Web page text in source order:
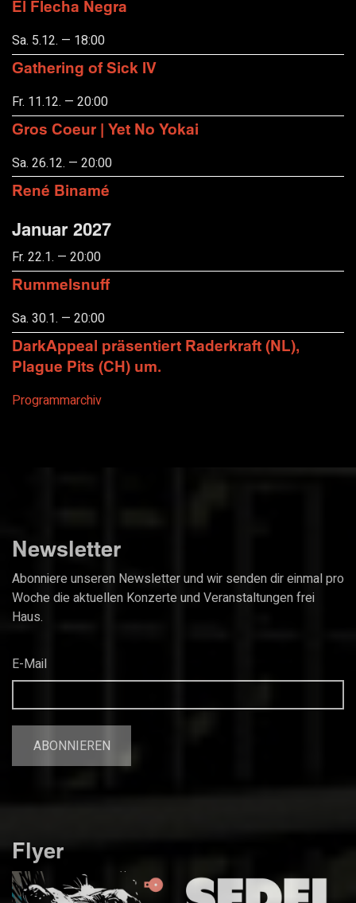
El Flecha Negra
Sa. 5.12. — 18:00
Gathering of Sick IV
Fr. 11.12. — 20:00
Gros Coeur | Yet No Yokai
Sa. 26.12. — 20:00
René Binamé
Januar 2027
Fr. 22.1. — 20:00
Rummelsnuff
Sa. 30.1. — 20:00
DarkAppeal präsentiert Raderkraft (NL),
Plague Pits (CH) um.
Programmarchiv
Newsletter
Abonniere unseren Newsletter und wir senden dir einmal pro
Woche die aktuellen Konzerte und Veranstaltungen frei
Haus.
E-Mail
Flyer